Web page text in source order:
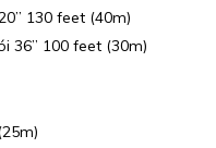
130 feet (40m)
36” 100 feet (30m)